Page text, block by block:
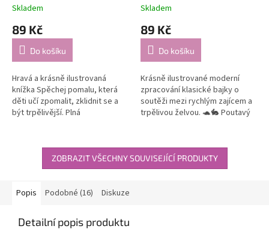
Skladem
89 Kč
Do košíku
Hravá a krásně ilustrovaná
knížka Spěchej pomalu, která
děti učí zpomalit, zklidnit se a
být trpělivější. Plná
sympatickým...
Skladem
89 Kč
Do košíku
Krásně ilustrované moderní
zpracování klasické bajky o
soutěži mezi rychlým zajícem a
trpělivou želvou. 🐢🐇 Poutavý
ZOBRAZIT VŠECHNY SOUVISEJÍCÍ PRODUKTY
Popis Podobné (16) Diskuze
Detailní popis produktu